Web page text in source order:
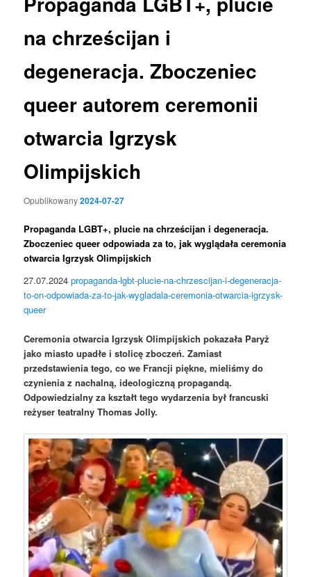
na chrześcijan i
degeneracja. Zboczeniec
queer autorem ceremonii
otwarcia Igrzysk
Olimpijskich
Opublikowany2024-07-27
Propaganda LGBT+, plucie na chrześcijan i degeneracja.
Zboczeniec queer odpowiada za to, jak wyglądała ceremonia
otwarcia Igrzysk Olimpijskich
27.07.2024propaganda-lgbt-plucie-na-chrzescijan-i-degeneracja-
to-on-odpowiada-za-to-jak-wygladala-ceremonia-otwarcia-igrzysk-
queer
Ceremonia otwarcia Igrzysk Olimpijskich pokazała Paryż
jako miasto upadłe i stolicę zboczeń. Zamiast
przedstawienia tego, co we Francji piękne, mieliśmy do
czynienia z nachalną, ideologiczną propagandą.
Odpowiedzialny za kształt tego wydarzenia był francuski
reżyser teatralny Thomas Jolly.